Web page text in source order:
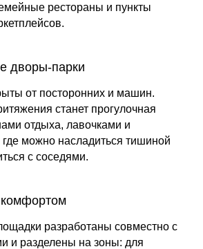
рестораны и пункты
дворы-парки
от посторонних и машин.
станет прогулочная
отдыха, лавочками и
где можно насладиться тишиной
с соседями.
комфортом
разработаны совместно с
и разделены на зоны: для